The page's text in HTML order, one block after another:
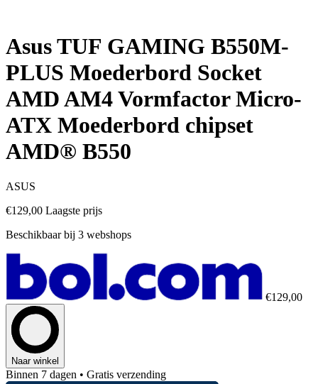
Asus TUF GAMING B550M-
PLUS Moederbord Socket
AMD AM4 Vormfactor Micro-
ATX Moederbord chipset
AMD® B550
ASUS
€129,00 Laagste prijs
Beschikbaar bij 3 webshops
€129,00
Naar winkel
Binnen 7 dagen • Gratis verzending